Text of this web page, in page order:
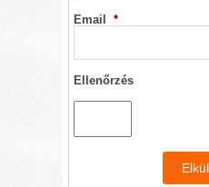
Email *
Ellenőrzés